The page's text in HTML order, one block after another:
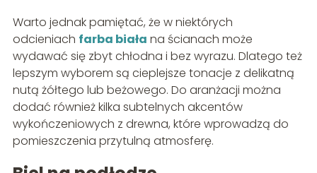
Warto jednak pamiętać, że w niektórych
odcieniach farba biała na ścianach może
wydawać się zbyt chłodna i bez wyrazu. Dlatego też
lepszym wyborem są cieplejsze tonacje z delikatną
nutą żółtego lub beżowego. Do aranżacji można
dodać również kilka subtelnych akcentów
wykończeniowych z drewna, które wprowadzą do
pomieszczenia przytulną atmosferę.